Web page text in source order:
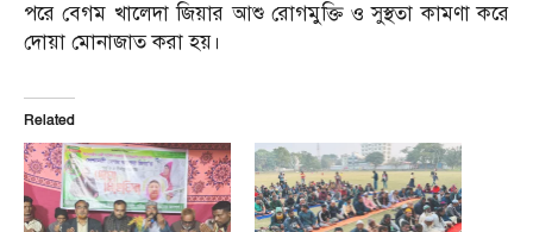
পরে বেগম খালেদা জিয়ার আশু রোগমুক্তি ও সুস্থতা কামণা করে
দোয়া মোনাজাত করা হয়।
Related